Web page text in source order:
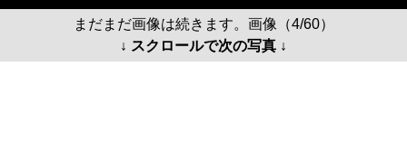
まだまだ画像は続きます。画像（4/60）
↓ スクロールで次の写真 ↓